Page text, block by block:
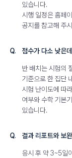
있습니다.
시행 일정은 홈페
공지를 참고해 주
Q. 점수가 다소 낮은
반 배치는 시험의
기준으로 한 집단
시험 난이도에 따
여부와 수학 기본
있습니다.
Q. 결과 리포트와 보
응시 후 약 3~5일